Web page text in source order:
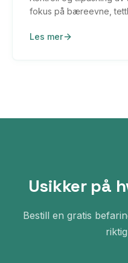
fokus på bæreevne,
Les mer
Usikker på
Bestill en gratis